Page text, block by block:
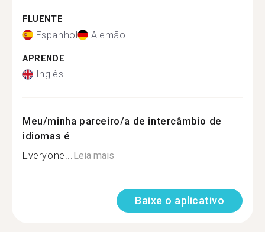
FLUENTE
Espanhol Alemão
APRENDE
Inglês
Meu/minha parceiro/a de intercâmbio de
idiomas é
Everyone...Leia mais
Baixe o aplicativo